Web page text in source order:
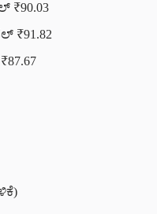
₹90.03
₹91.82